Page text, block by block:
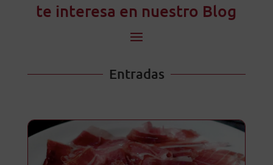
te interesa en nuestro Blog
Entradas